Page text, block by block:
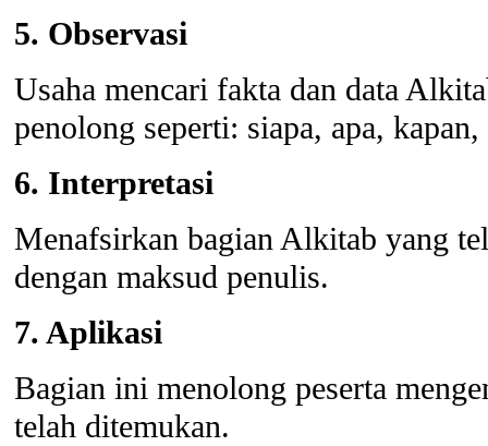
5. Observasi
Usaha mencari fakta dan data
penolong seperti: siapa, apa,
6. Interpretasi
Menafsirkan bagian Alkitab yang
dengan maksud penulis.
7. Aplikasi
Bagian ini menolong peserta
telah ditemukan.